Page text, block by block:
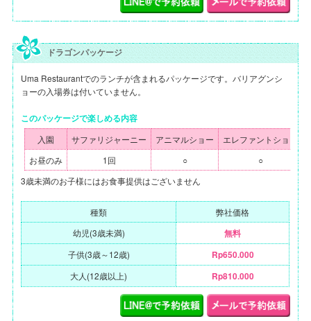
ドラゴンパッケージ
Uma Restaurantでのランチが含まれるパッケージです。バリアグンシ
ョーの入場券は付いていません。
このパッケージで楽しめる内容
入園
サファリジャーニー アニマルショー エレファントショー
お昼のみ
1回 ○
○
3歳未満のお子様にはお食事提供はございません
種類
弊社価格
幼児(3歳未満)
無料
子供(3歳～12歳)
Rp650.000
大人(12歳以上)
Rp810.000